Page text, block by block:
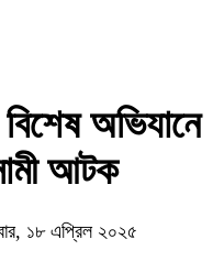
অভিযানে
আটক
১৮ এপ্রিল ২০২৫